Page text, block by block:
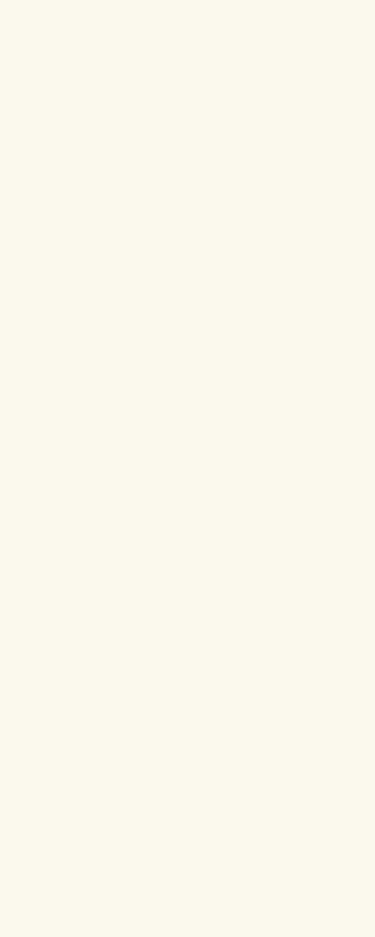
sistema. Es posible
correctamente.
sitio web. Almacenan
es agregada y, por lo